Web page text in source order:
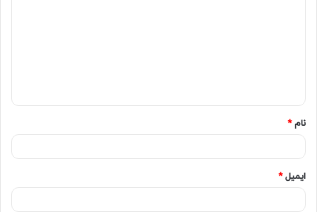
نام*
ایمیل*